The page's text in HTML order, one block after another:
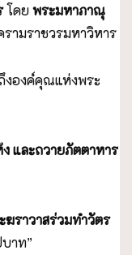
โดยพระมหาภาณุ
รามราชวรมหาวิหาร
งองค์คุณแห่งพระ
และถวายภัตตาหาร
ราวาสร่วมทำวัตร
าท”